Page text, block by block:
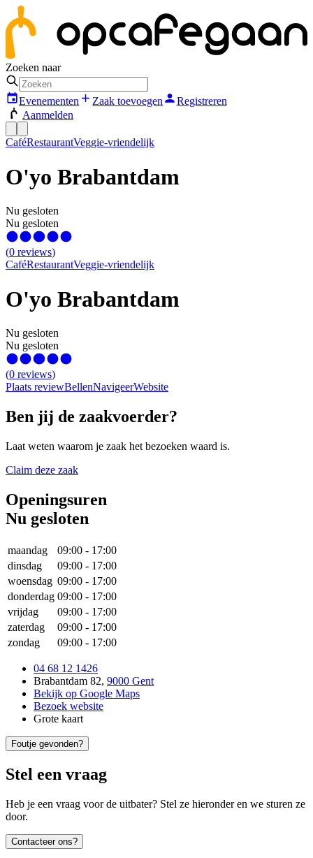
Zoeken naar
Evenementen Zaak toevoegen
Registreren
Aanmelden
CaféRestaurantVeggie-vriendelijk
O'yo Brabantdam
Nu gesloten
Nu gesloten
(0 reviews)
CaféRestaurantVeggie-vriendelijk
O'yo Brabantdam
Nu gesloten
Nu gesloten
(0 reviews)
Plaats reviewBellenNavigeerWebsite
Ben jij de zaakvoerder?
Laat weten waarom je zaak het bezoeken waard is.
Claim deze zaak
Openingsuren
Nu gesloten
maandag 09:00 - 17:00
dinsdag
09:00 - 17:00
woensdag 09:00 - 17:00
donderdag 09:00 - 17:00
vrijdag
09:00 - 17:00
zaterdag
09:00 - 17:00
zondag
09:00 - 17:00
04 68 12 1426
Brabantdam 82, 9000 Gent
Bekijk op Google Maps
Bezoek website
Grote kaart
Foutje gevonden?
Stel een vraag
Heb je een vraag voor de uitbater? Stel ze hieronder en we sturen ze
door.
Contacteer ons?